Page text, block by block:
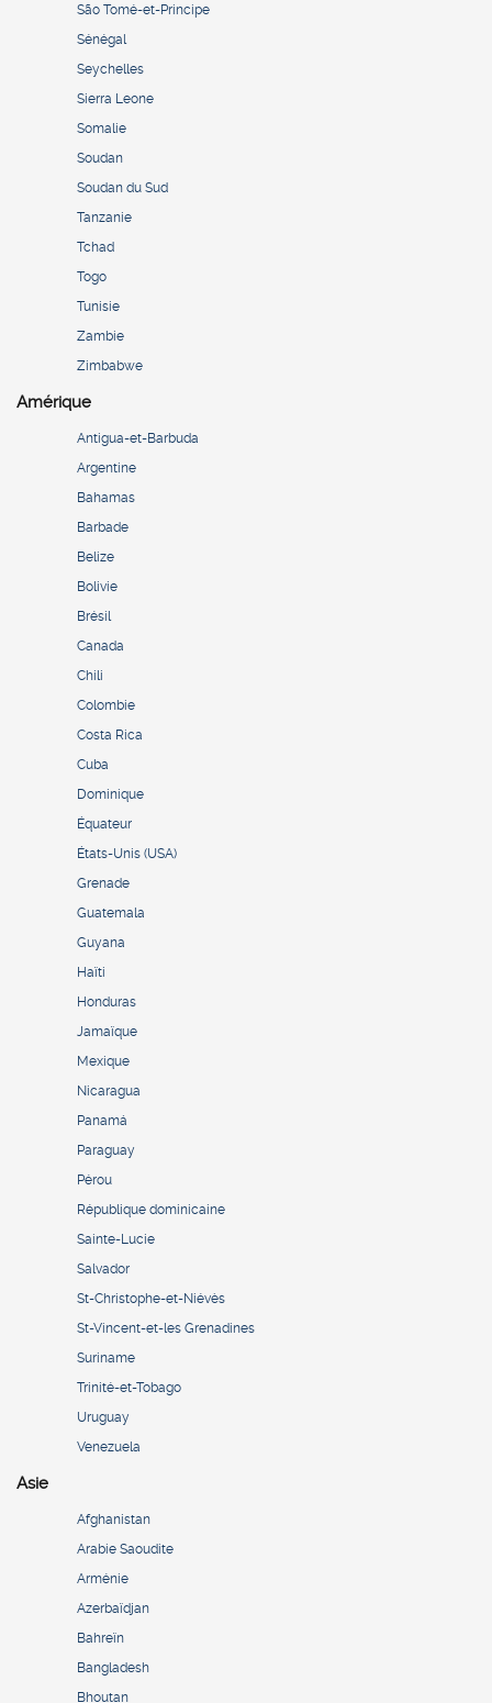
São Tomé-et-Principe
Sénégal
Seychelles
Sierra Leone
Somalie
Soudan
Soudan du Sud
Tanzanie
Tchad
Togo
Tunisie
Zambie
Zimbabwe
Amérique
Antigua-et-Barbuda
Argentine
Bahamas
Barbade
Belize
Bolivie
Brésil
Canada
Chili
Colombie
Costa Rica
Cuba
Dominique
Équateur
États-Unis (USA)
Grenade
Guatemala
Guyana
Haïti
Honduras
Jamaïque
Mexique
Nicaragua
Panamá
Paraguay
Pérou
République dominicaine
Sainte-Lucie
Salvador
St-Christophe-et-Niévès
St-Vincent-et-les Grenadines
Suriname
Trinité-et-Tobago
Uruguay
Venezuela
Asie
Afghanistan
Arabie Saoudite
Arménie
Azerbaïdjan
Bahreïn
Bangladesh
Bhoutan